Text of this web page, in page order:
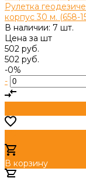
Рулетка
корпус 30 м. (658-
В наличии: 7 шт.
Цена за шт
502 руб.
502 руб.
-0%
-
В корзину